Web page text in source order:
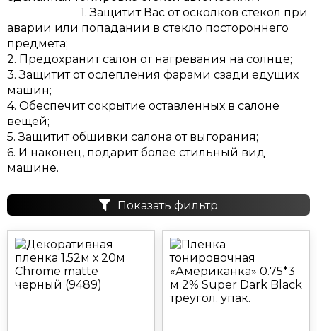
1. Защитит Вас от осколков стекол при
аварии или попадании в стекло постороннего
предмета;
2. Предохранит салон от нагревания на солнце;
3. Защитит от ослепления фарами сзади едущих
машин;
4. Обеспечит сокрытие оставленных в салоне
вещей;
5. Защитит обшивки салона от выгорания;
6. И наконец, подарит более стильный вид
машине.
Показать фильтр